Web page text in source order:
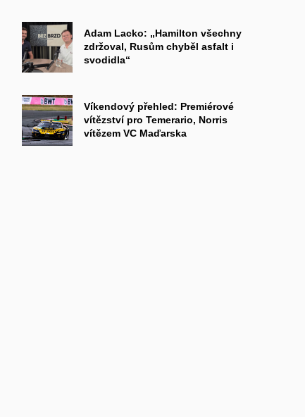
Adam Lacko: „Hamilton všechny
zdržoval, Rusům chyběl asfalt i
svodidla“
Víkendový přehled: Premiérové
vítězství pro Temerario, Norris
vítězem VC Maďarska